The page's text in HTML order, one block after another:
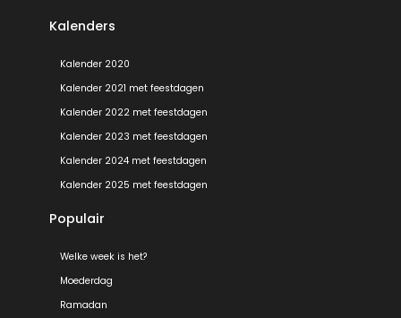
Kalenders
Kalender 2020
Kalender 2021 met feestdagen
Kalender 2022 met feestdagen
Kalender 2023 met feestdagen
Kalender 2024 met feestdagen
Kalender 2025 met feestdagen
Populair
Welke week is het?
Moederdag
Ramadan